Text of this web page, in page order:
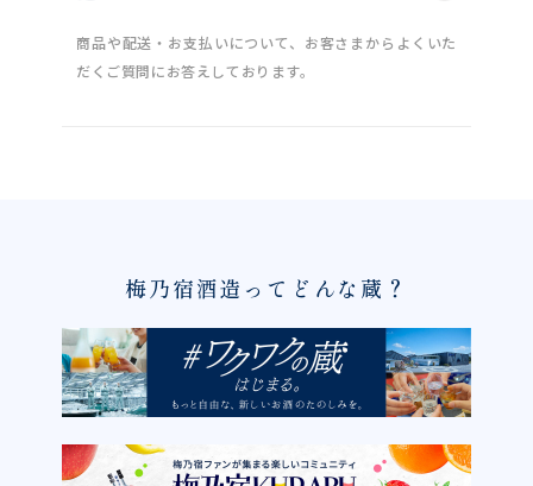
商品や配送・お支払いについて、お客さまからよくいた
だくご質問にお答えしております。
梅乃宿酒造ってどんな蔵？